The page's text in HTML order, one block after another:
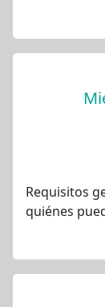
Requisitos
quiénes